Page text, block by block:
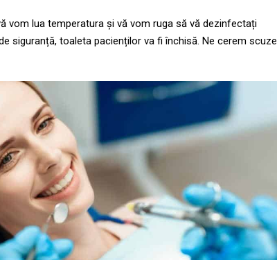
vom lua temperatura și vă vom ruga să vă dezinfectați
siguranță, toaleta pacienților va fi închisă. Ne cerem scuze